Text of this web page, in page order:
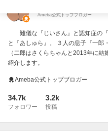
Ameba公式トップブロガー
難儀な『じいさん』と認知症の『
と『あしゅら』。 ３人の息子『一郎
（二郎はさくらちゃんと2013年に
紹介します。
Ameba公式トップブロガー
34.7k
フォロワー
3.2k
投稿